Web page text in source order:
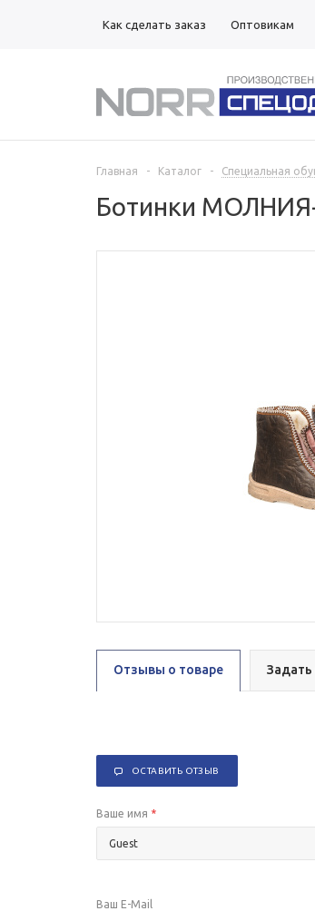
Как сделать заказ Оптовикам
Главная - Каталог - Специальная
Ботинки
Отзывы о товаре Задать
ОСТАВИТЬ ОТЗЫВ
Ваше имя *
Ваш E-Mail